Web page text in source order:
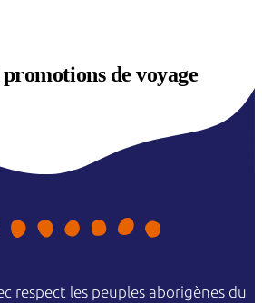
promotions de voyage
respect les peuples aborigènes du